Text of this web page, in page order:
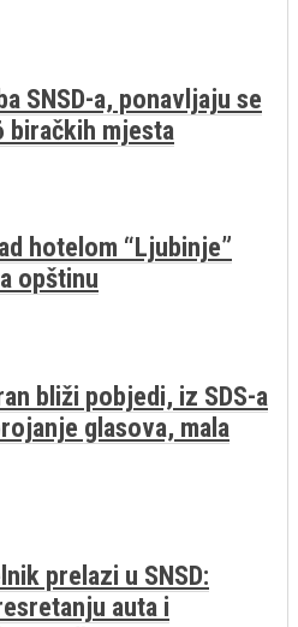
SNSD-a, ponavljaju se
biračkih mjesta
hotelom “Ljubinje”
opštinu
bliži pobjedi, iz SDS-a
glasova, mala
prelazi u SNSD:
auta i